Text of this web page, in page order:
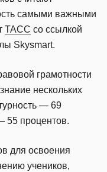
самыми важными
ТАСС со ссылкой
Skysmart.
грамотности
нескольких
— 69
55 процентов.
для освоения
учеников,